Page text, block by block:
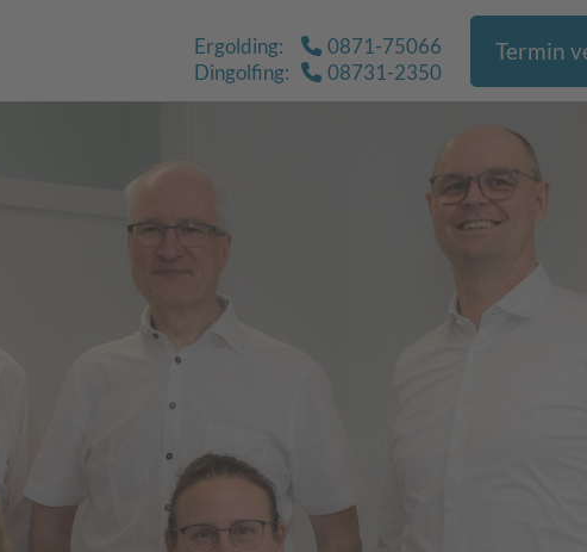
Ergolding:
0871-75066
Dingolfing:
08731-2350
Termin